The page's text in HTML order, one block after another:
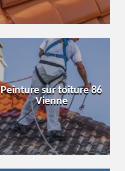
Peinture sur toiture 86
Vienne